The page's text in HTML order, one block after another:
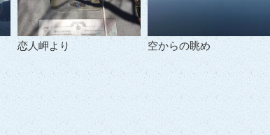
恋人岬より 空からの眺め